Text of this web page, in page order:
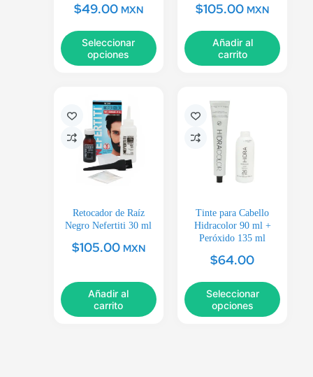
$49.00 MXN
Seleccionar
opciones
$105.00 MXN
Añadir al
carrito
Retocador de Raíz
Negro Nefertiti 30 ml
$105.00 MXN
Añadir al
carrito
Tinte para Cabello
Hidracolor 90 ml +
Peróxido 135 ml
$64.00
Seleccionar
opciones